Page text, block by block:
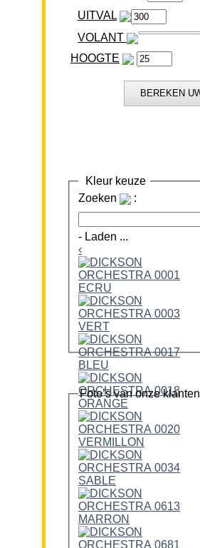
VOLANT
HOOGTE
Kleur keuze
Zoeken
:
- Laden ...
‹
Foto’s van onze klanten